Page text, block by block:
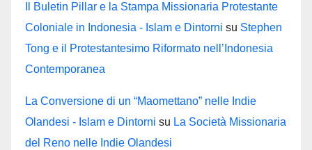
Il Buletin Pillar e la Stampa Missionaria Protestante
Coloniale in Indonesia - Islam e Dintorni su Stephen
Tong e il Protestantesimo Riformato nell’Indonesia
Contemporanea
La Conversione di un “Maomettano” nelle Indie
Olandesi - Islam e Dintorni su La Società Missionaria
del Reno nelle Indie Olandesi